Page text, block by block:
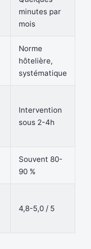
minutes par
mois
Norme
hôtelière,
systématique
Intervention
sous 2-4h
Souvent 80-
90 %
4,8-5,0 / 5